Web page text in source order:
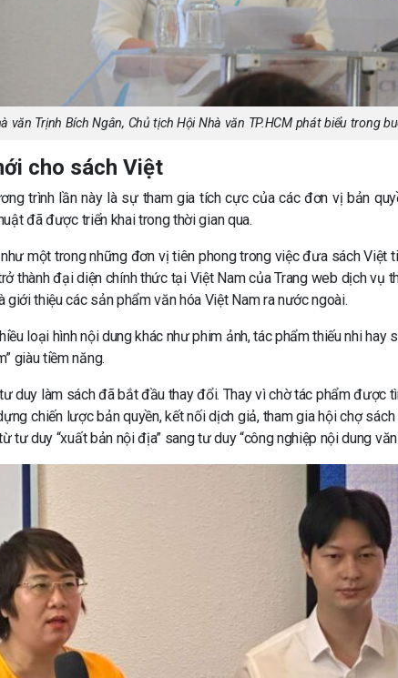
văn Trịnh Bích Ngân, Chủ tịch Hội Nhà văn TP.HCM phát biểu trong
cho sách Việt
trình lần này là sự tham gia tích cực của các đơn vị bản
đã được triển khai trong thời gian qua.
một trong những đơn vị tiên phong trong việc đưa sách Việt
thành đại diện chính thức tại Việt Nam của Trang web dịch vụ
giới thiệu các sản phẩm văn hóa Việt Nam ra nước ngoài.
loại hình nội dung khác như phim ảnh, tác phẩm thiếu nhi
giàu tiềm năng.
duy làm sách đã bắt đầu thay đổi. Thay vì chờ tác phẩm được
chiến lược bản quyền, kết nối dịch giả, tham gia hội chợ
tư duy “xuất bản nội địa” sang tư duy “công nghiệp nội dung văn